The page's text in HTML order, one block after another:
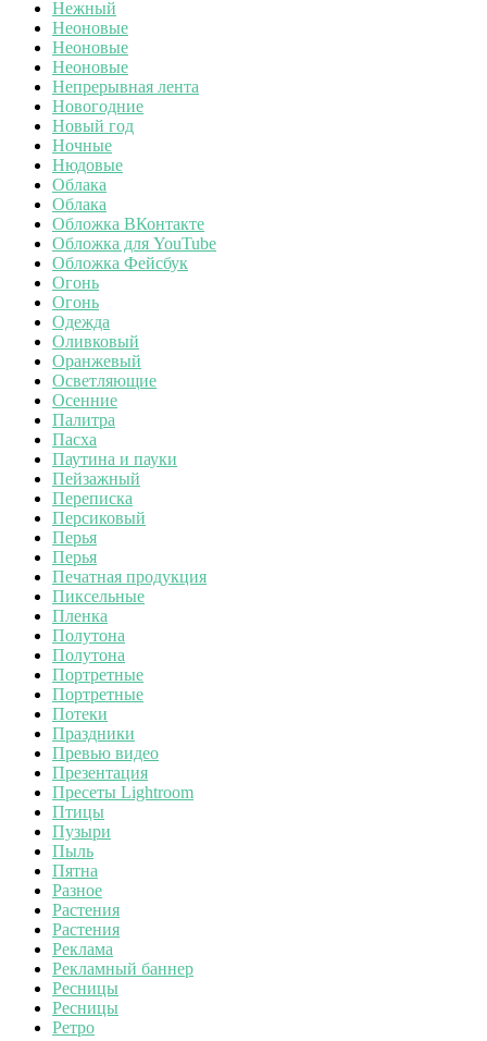
Нежный
Неоновые
Неоновые
Неоновые
Непрерывная лента
Новогодние
Новый год
Ночные
Нюдовые
Облака
Облака
Обложка ВКонтакте
Обложка для YouTube
Обложка Фейсбук
Огонь
Огонь
Одежда
Оливковый
Оранжевый
Осветляющие
Осенние
Палитра
Пасха
Паутина и пауки
Пейзажный
Переписка
Персиковый
Перья
Перья
Печатная продукция
Пиксельные
Пленка
Полутона
Полутона
Портретные
Портретные
Потеки
Праздники
Превью видео
Презентация
Пресеты Lightroom
Птицы
Пузыри
Пыль
Пятна
Разное
Растения
Растения
Реклама
Рекламный баннер
Ресницы
Ресницы
Ретро